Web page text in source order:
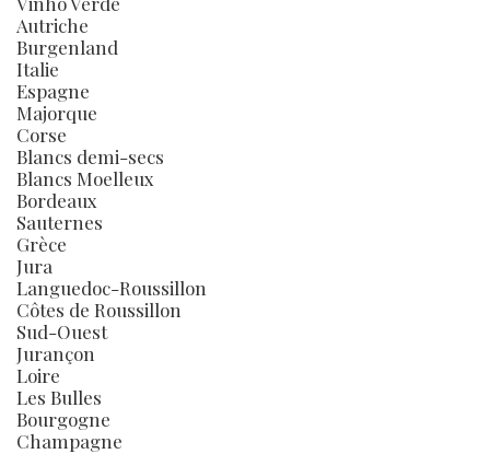
Autriche
Burgenland
Italie
Espagne
Majorque
Corse
Blancs demi-secs
Blancs Moelleux
Bordeaux
Sauternes
Grèce
Jura
Languedoc-Roussillon
Côtes de Roussillon
Sud-Ouest
Jurançon
Loire
Les Bulles
Bourgogne
Champagne